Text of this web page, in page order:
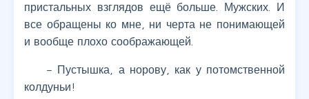
пристальных взглядов ещё больше. Мужских. И
все обращены ко мне, ни черта не понимающей
и вообще плохо соображающей.
– Пустышка, а норову, как у потомственной
колдуньи!